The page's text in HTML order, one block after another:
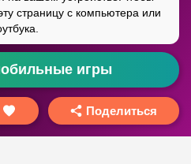
игры
Поделиться